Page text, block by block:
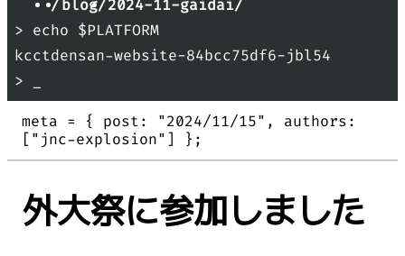
/ blog/2024-11-gaidai/
> echo $PLATFORM
kcctdensan-website-84bcc75df6-jbl54
> _
meta = { post: "2024/11/15"
authors:
[ " jnc-explosion" ] };
外大祭に参加しました